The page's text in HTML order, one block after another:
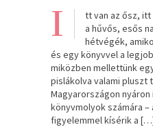
I
tt van az ősz,
a hűvős, esős
hétvégék,
és egy könyvvel a
miközben mellettünk
pislákolva valami pluszt
Magyarországon
könyvmolyok számára
figyelemmel kísérik a